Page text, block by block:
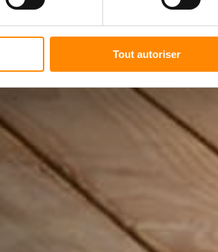
Tout autoriser